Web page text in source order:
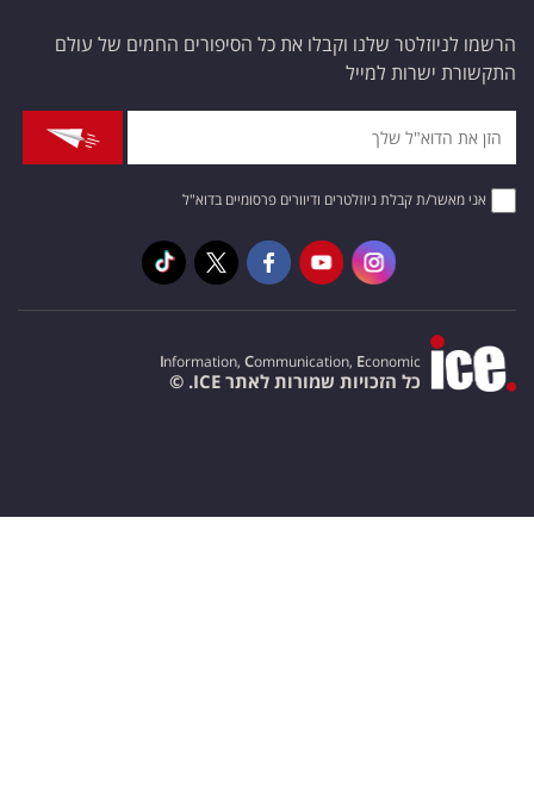
הרשמו לניוזלטר שלנו וקבלו את כל הסיפורים החמים של עולם
התקשורת ישרות למייל
אני מאשר/ת קבלת ניוזלטרים ודיוורים פרסומיים בדוא"ל
Information, Communication, Economic
כל הזכויות שמורות לאתר ICE. ©